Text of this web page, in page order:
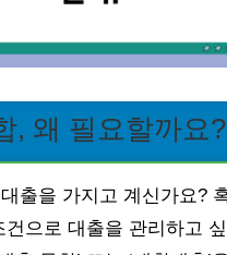
, 왜 필요할까요?
출을 가지고 계신가요?
건으로 대출을 관리하고